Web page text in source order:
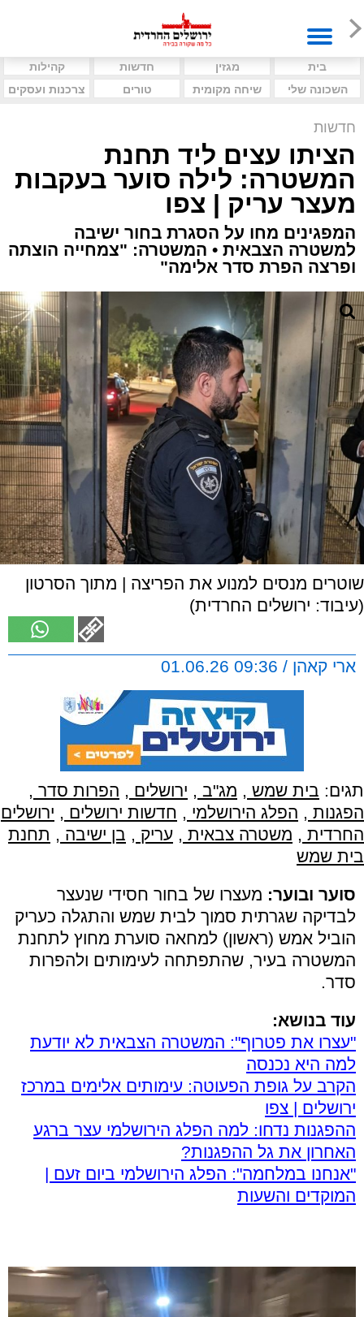
בית מגזין חדשות
קהילות
השכונה שלי
שיחה מקומית טורים צרכנות ועסקים
חדשות
הציתו עצים ליד תחנת
המשטרה: לילה סוער בעקבות
מעצר עריק | צפו
המפגינים מחו על הסגרת בחור ישיבה
למשטרה הצבאית • המשטרה: "צמחייה הוצתה
ופרצה הפרת סדר אלימה"
שוטרים מנסים למנוע את הפריצה | מתוך הסרטון
(עיבוד: ירושלים החרדית)
ארי קאהן / 09:36 01.06.26
תגים: בית שמש , מג"ב , ירושלים , הפרות סדר ,
הפגנות , הפלג הירושלמי , חדשות ירושלים , ירושלים
החרדית , משטרה צבאית , עריק , בן ישיבה , תחנת
בית שמש
סוער ובוער: מעצרו של בחור חסידי שנעצר
לבדיקה שגרתית סמוך לבית שמש והתגלה כעריק
הוביל אמש (ראשון) למחאה סוערת מחוץ לתחנת
המשטרה בעיר, שהתפתחה לעימותים ולהפרות
סדר.
עוד בנושא:
"עצרו את פטרוף": המשטרה הצבאית לא יודעת
למה היא נכנסה
הקרב על גופת הפעוטה: עימותים אלימים במרכז
ירושלים | צפו
ההפגנות נדחו: למה הפלג הירושלמי עצר ברגע
האחרון את גל ההפגנות?
"אנחנו במלחמה": הפלג הירושלמי ביום זעם |
המוקדים והשעות